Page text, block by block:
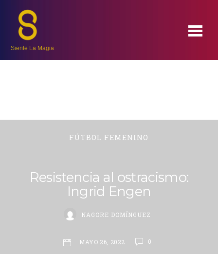
Siente La Magia
FÚTBOL FEMENINO
Resistencia al ostracismo:
Ingrid Engen
NAGORE DOMÍNGUEZ
MAYO 26, 2022 0